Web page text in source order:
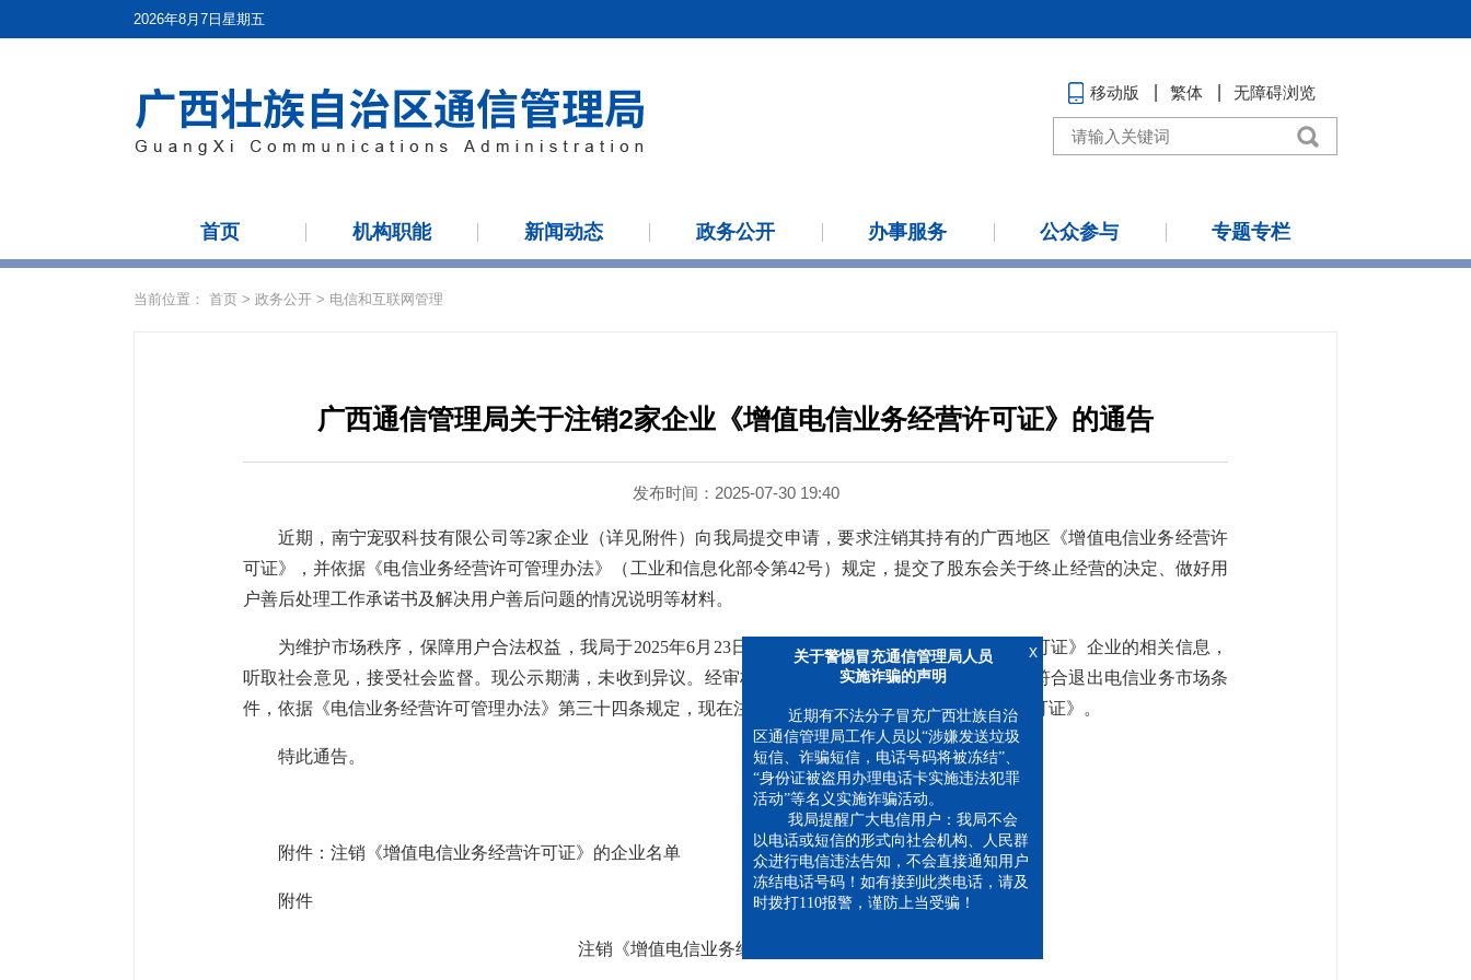
2026年8月7日星期五
移动版 繁体 无障碍浏览
首页 机构职能 新闻动态 政务公开 办事服务 公众参与 专题专栏
当前位置： 首页 > 政务公开 > 电信和互联网管理
广西通信管理局关于注销2家企业《增值电信业务经营许可证》的通告
发布时间：2025-07-30 19:40
近期，南宁宠驭科技有限公司等2家企业（详见附件）向我局提交申请，要求注销其持有的广西地区《增值电信业务经营许
可证》，并依据《电信业务经营许可管理办法》（工业和信息化部令第42号）规定，提交了股东会关于终止经营的决定、做好用
户善后处理工作承诺书及解决用户善后问题的情况说明等材料。
为维护市场秩序，保障用户合法权益，我局于2025年6月23日公示了拟注销《增值电信业务经营许可证》企业的相关信息，
听取社会意见，接受社会监督。现公示期满，未收到异议。经审核，南宁宠驭科技有限公司等2家企业符合退出电信业务市场条
件，依据《电信业务经营许可管理办法》第三十四条规定，现在注销其广西地区《增值电信业务经营许可证》。
特此通告。
附件：注销《增值电信业务经营许可证》的企业名单
附件
注销《增值电信业务经营许可证》的企业名单
关于警惕冒充通信管理局人员
近期有不法分子冒充广西壮族自治
区通信管理局工作人员以“涉嫌发送垃圾
短信、诈骗短信，电话号码将被冻结”、
“身份证被盗用办理电话卡实施违法犯罪
活动”等名义实施诈骗活动。
我局提醒广大电信用户：我局不会
以电话或短信的形式向社会机构、人民群
众进行电信违法告知，不会直接通知用户
冻结电话号码！如有接到此类电话，请及